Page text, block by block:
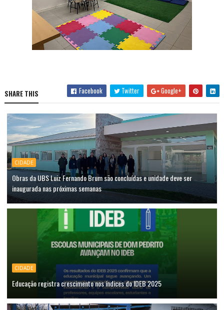
SHARE THIS Facebook Twitter Google+
CIDADE
Obras da UBS Luiz Fernando Brum são concluídas e unidade deve ser
inaugurada nas próximas semanas
CIDADE
Educação registra crescimento nos índices do IDEB 2025